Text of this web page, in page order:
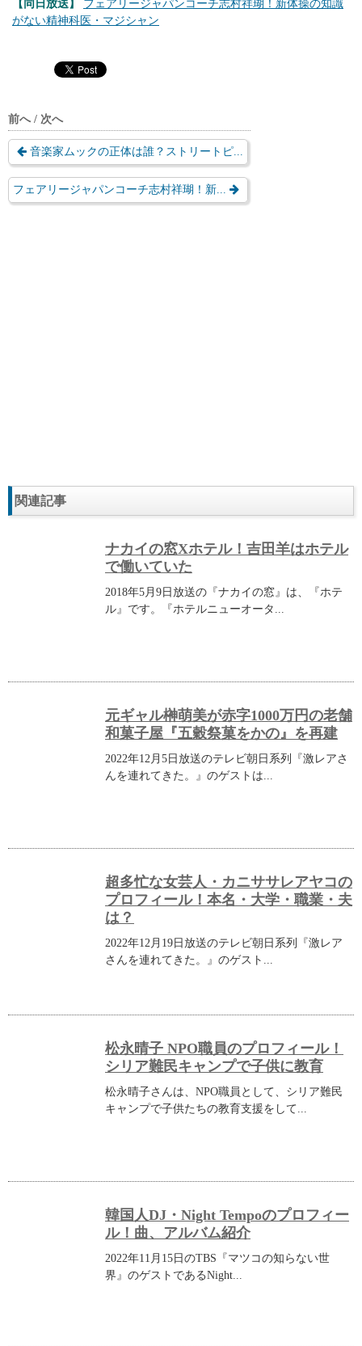
【同日放送】
フェアリージャパンコーチ志村祥瑚！新体操の知識
がない精神科医・マジシャン
前へ / 次へ
音楽家ムックの正体は誰？ストリートピ...
フェアリージャパンコーチ志村祥瑚！新...
関連記事
ナカイの窓Xホテル！吉田羊はホテル
で働いていた
2018年5月9日放送の『ナカイの窓』は、『ホテ
ル』です。『ホテルニューオータ...
元ギャル榊萌美が赤字1000万円の老舗
和菓子屋『五穀祭菓をかの』を再建
2022年12月5日放送のテレビ朝日系列『激レアさ
んを連れてきた。』のゲストは...
超多忙な女芸人・カニササレアヤコの
プロフィール！本名・大学・職業・夫
は？
2022年12月19日放送のテレビ朝日系列『激レア
さんを連れてきた。』のゲスト...
松永晴子 NPO職員のプロフィール！
シリア難民キャンプで子供に教育
松永晴子さんは、NPO職員として、シリア難民
キャンプで子供たちの教育支援をして...
韓国人DJ・Night Tempoのプロフィー
ル！曲、アルバム紹介
2022年11月15日のTBS『マツコの知らない世
界』のゲストであるNight...